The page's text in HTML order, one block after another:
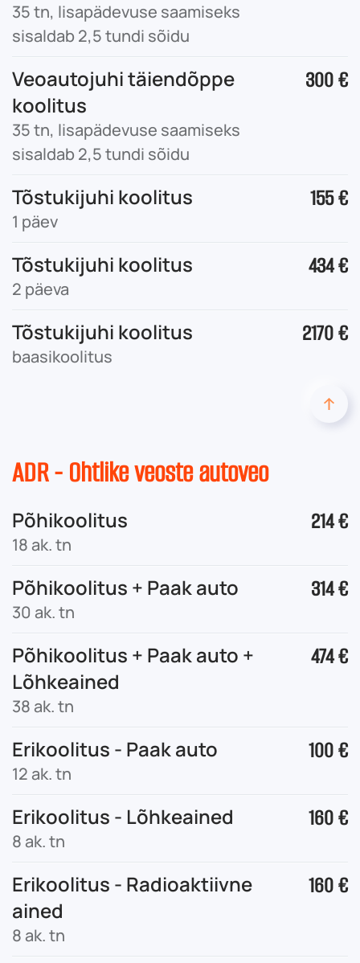
35 tn, lisapädevuse saamiseks
sisaldab 2,5 tundi sõidu
Veoautojuhi täiendõppe
koolitus
35 tn, lisapädevuse saamiseks
sisaldab 2,5 tundi sõidu
300 €
Tõstukijuhi koolitus
1 päev
155 €
Tõstukijuhi koolitus
2 päeva
434 €
Tõstukijuhi koolitus
baasikoolitus
2170€
ADR - Ohtlike veoste autoveo
Põhikoolitus
18 ak. tn
214 €
Põhikoolitus + Paak auto
30 ak. tn
314 €
Põhikoolitus + Paak auto +
Lõhkeained
38 ak. tn
474 €
Erikoolitus - Paak auto
12 ak. tn
100 €
Erikoolitus - Lõhkeained
8 ak. tn
160 €
Erikoolitus - Radioaktiivne
ained
8 ak. tn
160 €